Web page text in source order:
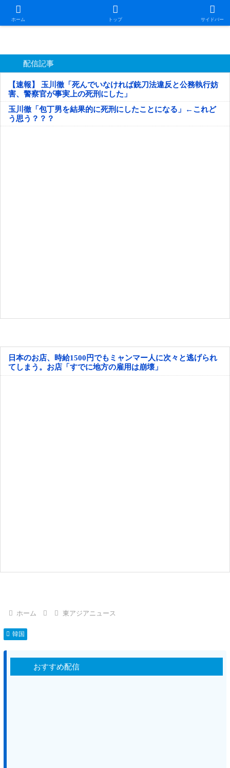
ホーム トップ サイドバー
日本第一！ニュース録
配信記事
【速報】 玉川徹「死んでいなければ銃刀法違反と公務執行妨
害、警察官が事実上の死刑にした」
玉川徹「包丁男を結果的に死刑にしたことになる」←これど
う思う？？？
日本のお店、時給1500円でもミャンマー人に次々と逃げられ
てしまう。お店「すでに地方の雇用は崩壊」
ホーム 東アジアニュース
韓国
おすすめ配信